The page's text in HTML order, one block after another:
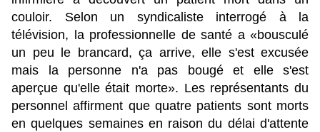
couloir. Selon un syndicaliste interrogé à la
télévision, la professionnelle de santé a «bousculé
un peu le brancard, ça arrive, elle s'est excusée
mais la personne n'a pas bougé et elle s'est
aperçue qu'elle était morte». Les représentants du
personnel affirment que quatre patients sont morts
en quelques semaines en raison du délai d'attente